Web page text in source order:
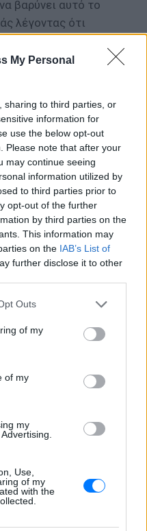
My Personal
sharing to third parties, or
information for
use the below opt-out
Please note that after your
may continue seeing
information utilized by
to third parties prior to
opt-out of the further
by third parties on the
This information may
on the IAB’s List of
further disclose it to other
Outs
of my
of my
my
Use,
of my
with the
βαρύνει αυτό το
λέγοντας ότι
προσευχή)
πάνω στο έθνος».
στο
νέα.